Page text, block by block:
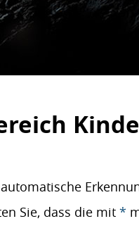
Sie, dass die mit *